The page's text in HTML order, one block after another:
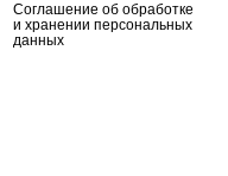
Соглашение об обработке
и хранении персональных
данных